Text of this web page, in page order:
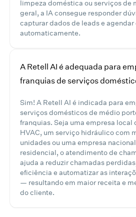
limpeza doméstica ou serviços de
geral, a IA consegue responder
capturar dados de leads e
automaticamente.
A Retell AI é adequada para
franquias de serviços
Sim! A Retell AI é indicada para
serviços domésticos de médio
franquias. Seja uma empresa local
HVAC, um serviço hidráulico com
unidades ou uma empresa
residencial, o atendimento de
ajuda a reduzir chamadas
eficiência e automatizar as
— resultando em maior receita e
do cliente.